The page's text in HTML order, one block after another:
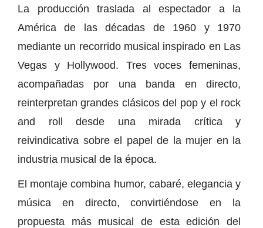
La producción traslada al espectador a la
América de las décadas de 1960 y 1970
mediante un recorrido musical inspirado en Las
Vegas y Hollywood. Tres voces femeninas,
acompañadas por una banda en directo,
reinterpretan grandes clásicos del pop y el rock
and roll desde una mirada crítica y
reivindicativa sobre el papel de la mujer en la
industria musical de la época.
El montaje combina humor, cabaré, elegancia y
música en directo, convirtiéndose en la
propuesta más musical de esta edición del